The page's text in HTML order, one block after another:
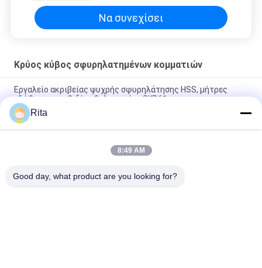
Να συνεχίσει
Κρύος κύβος σφυρηλατημένων κομματιών
Εργαλείο ακριβείας ψυχρής σφυρηλάτησης HSS, μήτρες
εξώθησης καρβιδίου βολφραμίου SKD61
Αξιόπιστο καλούπι ψυχρής σφυρηλάτησης, Εξάρτημα
καλουπιού δέσμης υψηλής ακρίβειας και αντοχής
Υψηλής ποιότητας ισχυρή δέσμη που σχηματίζεται σε σχήμα
Rita
8:49 AM
Good day, what product are you looking for?